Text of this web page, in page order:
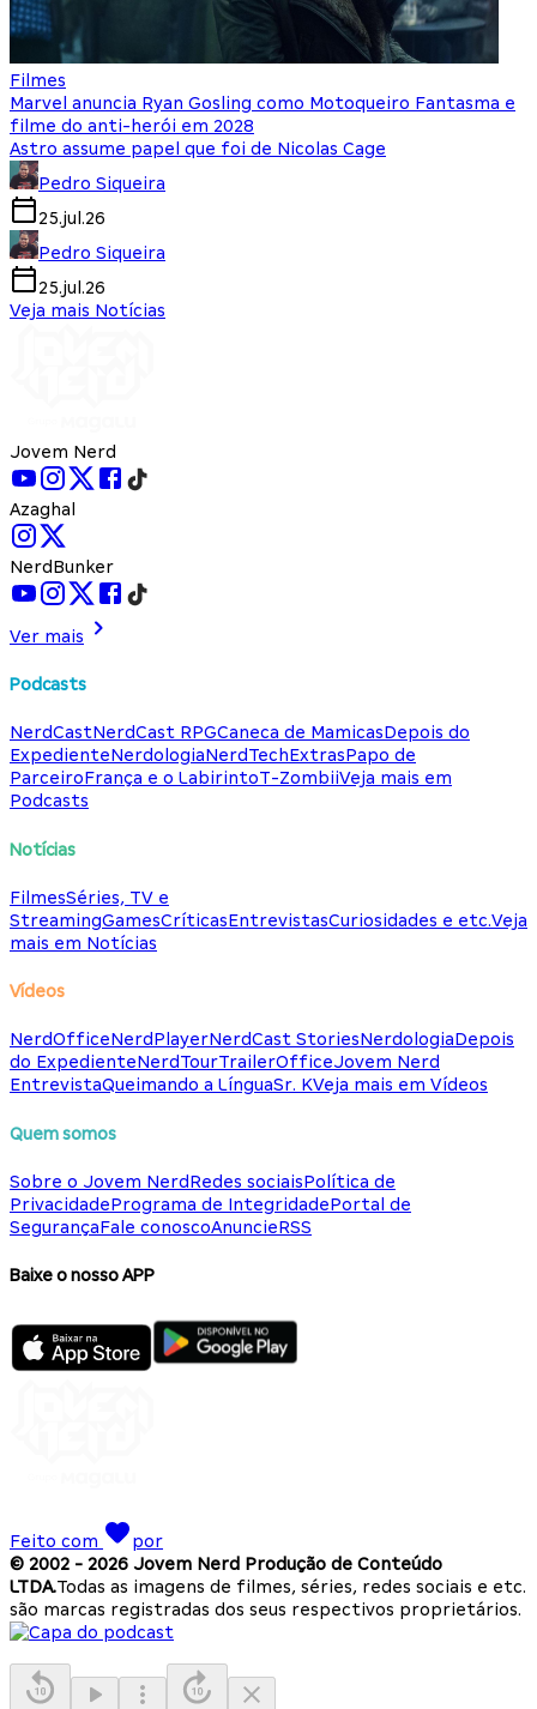
Filmes
Marvel anuncia Ryan Gosling como Motoqueiro Fantasma e
filme do anti-herói em 2028
Astro assume papel que foi de Nicolas Cage
Pedro Siqueira
25.jul.26
Pedro Siqueira
25.jul.26
Veja mais Notícias
Jovem Nerd
Azaghal
NerdBunker
Ver mais
Podcasts
NerdCastNerdCast RPGCaneca de MamicasDepois do
ExpedienteNerdologiaNerdTechExtrasPapo de
ParceiroFrança e o LabirintoT-ZombiiVeja mais em
Podcasts
Notícias
FilmesSéries, TV e
StreamingGamesCríticasEntrevistasCuriosidades e etc.Veja
mais em Notícias
Vídeos
NerdOfficeNerdPlayerNerdCast StoriesNerdologiaDepois
do ExpedienteNerdTourTrailerOfficeJovem Nerd
EntrevistaQueimando a LínguaSr. KVeja mais em Vídeos
Quem somos
Sobre o Jovem NerdRedes sociaisPolítica de
PrivacidadePrograma de IntegridadePortal de
SegurançaFale conoscoAnuncieRSS
Baixe o nosso APP
Feito com
por
© 2002 - 2026 Jovem Nerd Produção de Conteúdo
LTDA.Todas as imagens de filmes, séries, redes sociais e etc.
são marcas registradas dos seus respectivos proprietários.